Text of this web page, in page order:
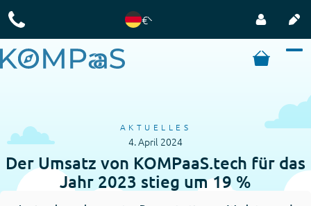
€
AKTUELLES
4. April 2024
Der Umsatz von KOMPaaS.tech für das
Jahr 2023 stieg um 19 %